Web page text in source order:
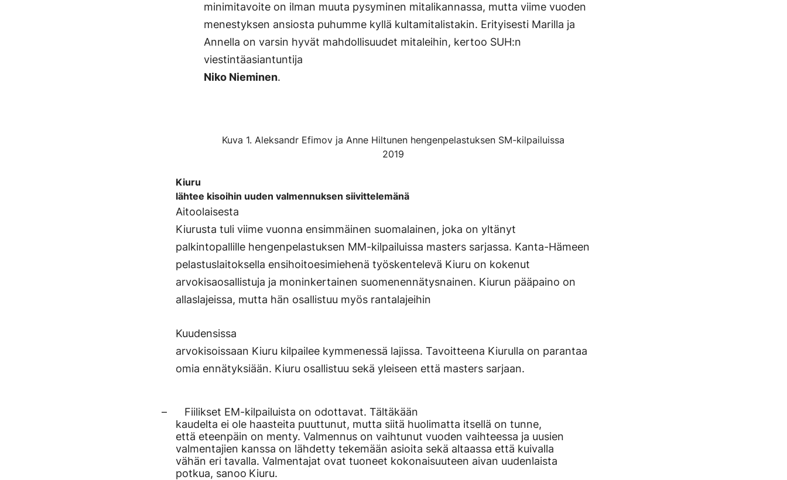
minimitavoite on ilman muuta pysyminen mitalikannassa, mutta viime vuoden
menestyksen ansiosta puhumme kyllä kultamitalistakin. Erityisesti Marilla ja
Annella on varsin hyvät mahdollisuudet mitaleihin, kertoo SUH:n
viestintäasiantuntija
Niko Nieminen.
Kuva 1. Aleksandr Efimov ja Anne Hiltunen hengenpelastuksen SM-kilpailuissa
2019
Kiuru
lähtee kisoihin uuden valmennuksen siivittelemänä
Aitoolaisesta
Kiurusta tuli viime vuonna ensimmäinen suomalainen, joka on yltänyt
palkintopallille hengenpelastuksen MM-kilpailuissa masters sarjassa. Kanta-Hämeen
pelastuslaitoksella ensihoitoesimiehenä työskentelevä Kiuru on kokenut
arvokisaosallistuja ja moninkertainen suomenennätysnainen. Kiurun pääpaino on
allaslajeissa, mutta hän osallistuu myös rantalajeihin
Kuudensissa
arvokisoissaan Kiuru kilpailee kymmenessä lajissa. Tavoitteena Kiurulla on parantaa
omia ennätyksiään. Kiuru osallistuu sekä yleiseen että masters sarjaan.
– Fiilikset EM-kilpailuista on odottavat. Tältäkään
kaudelta ei ole haasteita puuttunut, mutta siitä huolimatta itsellä on tunne,
että eteenpäin on menty. Valmennus on vaihtunut vuoden vaihteessa ja uusien
valmentajien kanssa on lähdetty tekemään asioita sekä altaassa että kuivalla
vähän eri tavalla. Valmentajat ovat tuoneet kokonaisuuteen aivan uudenlaista
potkua, sanoo Kiuru.